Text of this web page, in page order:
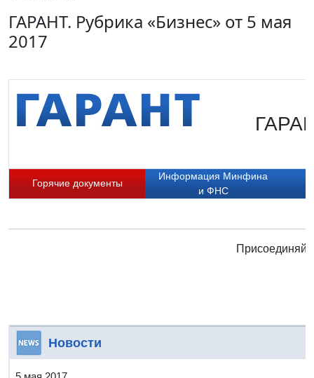
ГАРАНТ. Рубрика «Бизнес» от 5 мая
2017
Горячие документы
Информация Минфина
и ФНС
Новости